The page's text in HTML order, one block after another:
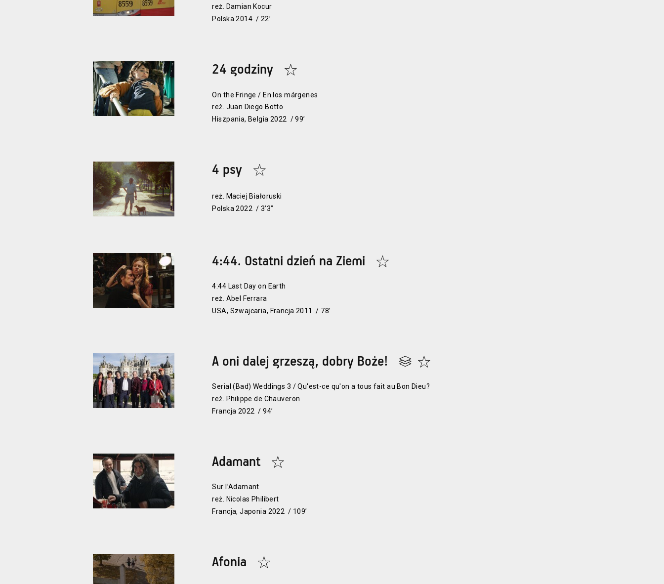
reż. Damian Kocur
Polska 2014 / 22’
24 godziny
On the Fringe / En los márgenes
reż. Juan Diego Botto
Hiszpania, Belgia 2022 / 99’
4 psy
reż. Maciej Białoruski
Polska 2022 / 3’3’’
4:44. Ostatni dzień na Ziemi
4:44 Last Day on Earth
reż. Abel Ferrara
USA, Szwajcaria, Francja 2011 / 78’
A oni dalej grzeszą, dobry Boże!
Serial (Bad) Weddings 3 / Qu'est-ce qu'on a tous fait au Bon Dieu?
reż. Philippe de Chauveron
Francja 2022 / 94’
Adamant
Sur l’Adamant
reż. Nicolas Philibert
Francja, Japonia 2022 / 109’
Afonia